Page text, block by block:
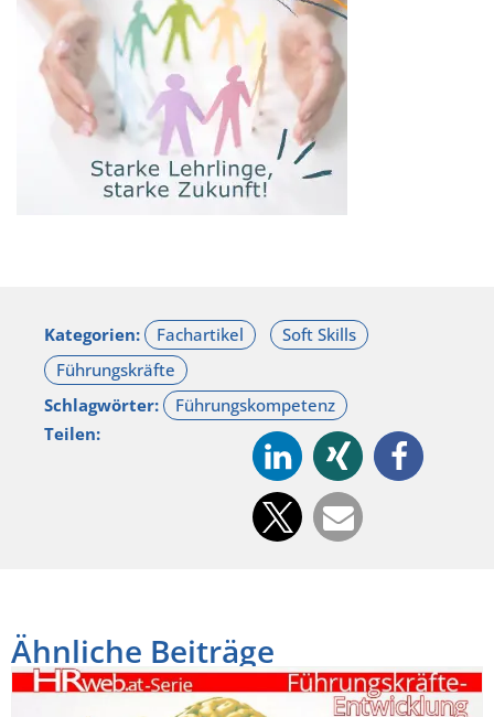
Kategorien:
Schlagwörter:
Teilen:
Ähnliche Beiträge